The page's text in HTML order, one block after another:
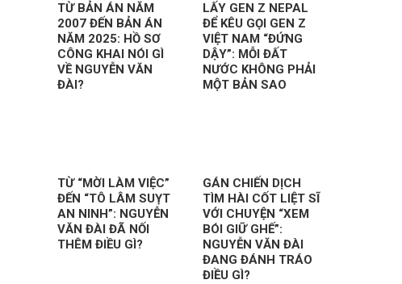
TỪ BẢN ÁN NĂM
2007 ĐẾN BẢN ÁN
NĂM 2025: HỒ SƠ
CÔNG KHAI NÓI GÌ
VỀ NGUYỄN VĂN
ĐÀI?
LẤY GEN Z NEPAL
ĐỂ KÊU GỌI GEN Z
VIỆT NAM “ĐỨNG
DẬY”: MỖI ĐẤT
NƯỚC KHÔNG PHẢI
MỘT BẢN SAO
TỪ “MỜI LÀM VIỆC”
ĐẾN “TÔ LÂM SUỴT
AN NINH”: NGUYỄN
VĂN ĐÀI ĐÃ NỐI
THÊM ĐIỀU GÌ?
GÁN CHIẾN DỊCH
TÌM HÀI CỐT LIỆT SĨ
VỚI CHUYỆN “XEM
BÓI GIỮ GHẾ”:
NGUYỄN VĂN ĐÀI
ĐANG ĐÁNH TRÁO
ĐIỀU GÌ?